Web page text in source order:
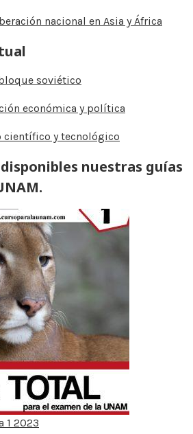
nacional en Asia y África
soviético
económica y política
científico y tecnológico
nuestras guías
1 2023